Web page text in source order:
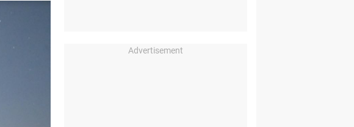
Advertisement